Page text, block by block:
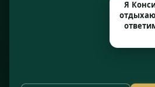
Москва, Варшавское шоссе, д.
© 2016–2026 ООО «КОНСИС» · ИНН
Я